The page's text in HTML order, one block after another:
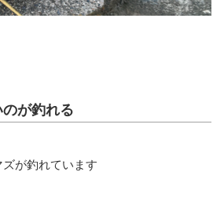
が釣れる
が釣れています